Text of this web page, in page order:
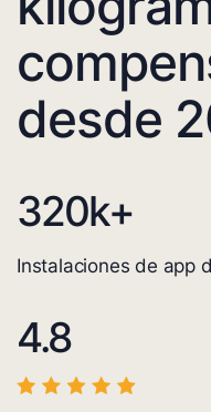
desde
320k+
Instalaciones de app
4.8